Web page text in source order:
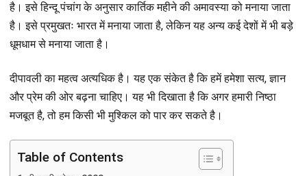
है। इसे हिन्दू पंचांग के अनुसार कार्तिक महीने की अमावस्या को मनाया जाता
है। इसे प्रमुखतः भारत में मनाया जाता है, लेकिन यह अन्य कई देशों में भी बड़े
धूमधाम से मनाया जाता है।
दीपावली का महत्व अत्यधिक है। यह एक संकेत है कि हमें हमेशा सत्य, ज्ञान
और प्रेम की ओर बढ़ना चाहिए। यह भी दिखाता है कि अगर हमारी निष्ठा
मजबूत है, तो हम किसी भी मुश्किल को पार कर सकते है।
Table of Contents